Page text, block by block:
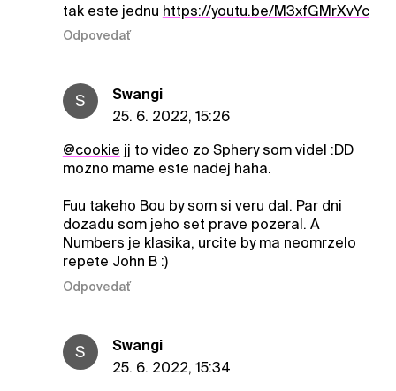
tak este jednu https://youtu.be/M3xfGMrXvYc
Odpovedať
S
Swangi
25. 6. 2022, 15:26
@cookie jj to video zo Sphery som videl :DD
mozno mame este nadej haha.
Fuu takeho Bou by som si veru dal. Par dni
dozadu som jeho set prave pozeral. A
Numbers je klasika, urcite by ma neomrzelo
repete John B :)
Odpovedať
S
Swangi
25. 6. 2022, 15:34